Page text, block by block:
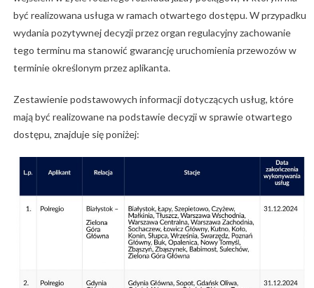
być realizowana usługa w ramach otwartego dostępu. W przypadku
wydania pozytywnej decyzji przez organ regulacyjny zachowanie
tego terminu ma stanowić gwarancję uruchomienia przewozów w
terminie określonym przez aplikanta.
Zestawienie podstawowych informacji dotyczących usług, które
mają być realizowane na podstawie decyzji w sprawie otwartego
dostępu, znajduje się poniżej: